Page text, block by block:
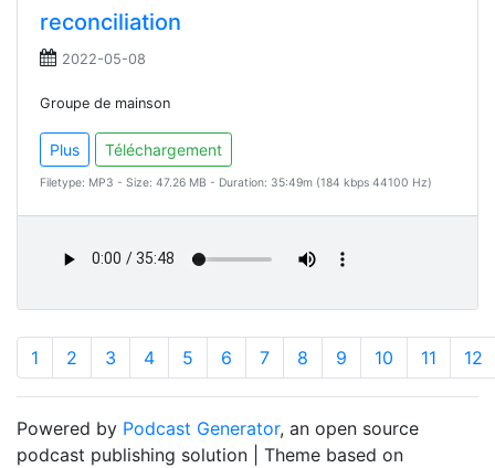
reconciliation
2022-05-08
Groupe de mainson
Plus Téléchargement
Filetype: MP3 - Size: 47.26 MB - Duration: 35:49m (184 kbps 44100 Hz)
1 2 3 4 5 6 7 8 9 10 11 12
Powered by Podcast Generator, an open source
podcast publishing solution | Theme based on